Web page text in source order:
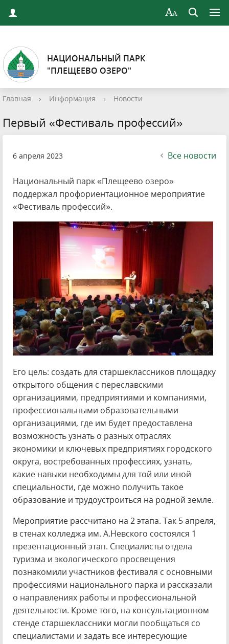
НАЦИОНАЛЬНЫЙ ПАРК
"ПЛЕЩЕЕВО ОЗЕРО"
Главная › Информация › Новости
Первый «Фестиваль профессий»
6 апреля 2023 Все новости
Национальный парк «Плещеево озеро»
поддержал профориентационное мероприятие
«Фестиваль профессий».
Его цель: создать для старшеклассников площадку
открытого общения с переславскими
организациями, предприятиями и компаниями,
профессиональными образовательными
организациями, где им будет предоставлена
возможность узнать о разных отраслях
экономики и ключевых предприятиях городского
округа, востребованных профессиях, узнать,
какие навыки необходимы для той или иной
специальности, где можно получить такое
образование и трудоустроиться на родной земле.
Мероприятие рассчитано на 2 этапа. Так 5 апреля,
в стенах колледжа им. А.Невского состоялся 1
презентационный этап. Специалисты отдела
туризма и экологического просвещения
познакомили участников фестиваля с основными
профессиями национального парка и рассказали
о направлениях работы и профессиональной
деятельности. Кроме того, на консультационном
стенде старшеклассники могли пообщаться со
специалистами и задать все интересующие